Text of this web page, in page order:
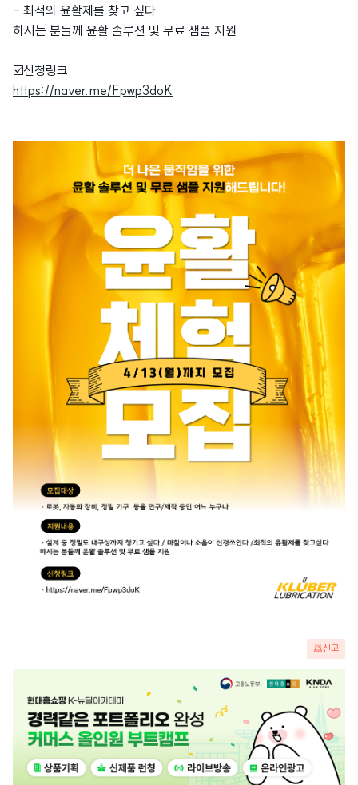
- 최적의 윤활제를 찾고 싶다
하시는 분들께 윤활 솔루션 및 무료 샘플 지원
☑️신청링크
https://naver.me/Fpwp3doK
신고